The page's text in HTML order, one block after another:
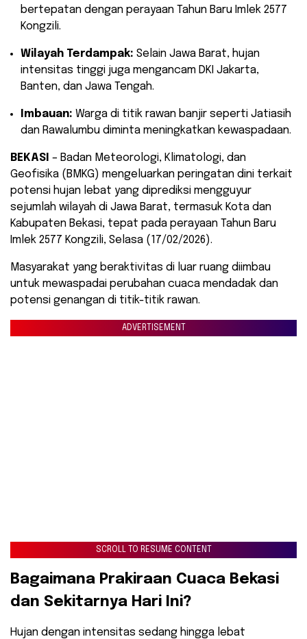
bertepatan dengan perayaan Tahun Baru Imlek 2577
Kongzili.
Wilayah Terdampak: Selain Jawa Barat, hujan
intensitas tinggi juga mengancam DKI Jakarta,
Banten, dan Jawa Tengah.
Imbauan: Warga di titik rawan banjir seperti Jatiasih
dan Rawalumbu diminta meningkatkan kewaspadaan.
BEKASI – Badan Meteorologi, Klimatologi, dan
Geofisika (BMKG) mengeluarkan peringatan dini terkait
potensi hujan lebat yang diprediksi mengguyur
sejumlah wilayah di Jawa Barat, termasuk Kota dan
Kabupaten Bekasi, tepat pada perayaan Tahun Baru
Imlek 2577 Kongzili, Selasa (17/02/2026).
Masyarakat yang beraktivitas di luar ruang diimbau
untuk mewaspadai perubahan cuaca mendadak dan
potensi genangan di titik-titik rawan.
ADVERTISEMENT
SCROLL TO RESUME CONTENT
​Bagaimana Prakiraan Cuaca Bekasi
dan Sekitarnya Hari Ini?
​Hujan dengan intensitas sedang hingga lebat